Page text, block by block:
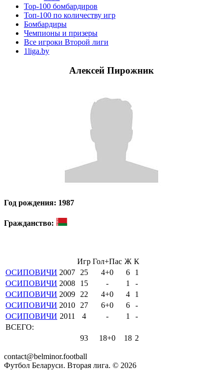
Top-100 бомбардиров
Топ-100 по количеству игр
Бомбардиры
Чемпионы и призеры
Все игроки Второй лиги
1liga.by
Алексей Пирожник
Год рождения: 1987
Гражданство:
Игр Гол+Пас Ж К
ОСИПОВИЧИ 2007 25 4+0 6
1
ОСИПОВИЧИ 2008 15 - 1
-
ОСИПОВИЧИ 2009 22 4+0 4
1
ОСИПОВИЧИ 2010 27 6+0 6
-
ОСИПОВИЧИ 2011 4 - 1
-
ВСЕГО:
93
18+0 18 2
contact@belminor.football
Футбол Беларуси. Вторая лига. © 2026